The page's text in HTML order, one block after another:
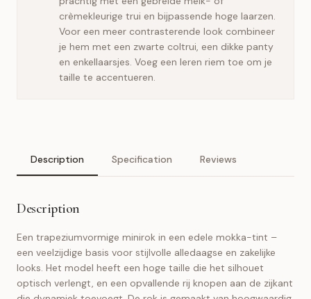
crèmekleurige trui en bijpassende hoge laarzen.
Voor een meer contrasterende look combineer
je hem met een zwarte coltrui, een dikke panty
en enkellaarsjes. Voeg een leren riem toe om je
taille te accentueren.
Description Specification Reviews
Description
Een trapeziumvormige minirok in een edele mokka-tint –
een veelzijdige basis voor stijlvolle alledaagse en zakelijke
looks. Het model heeft een hoge taille die het silhouet
optisch verlengt, en een opvallende rij knopen aan de zijkant